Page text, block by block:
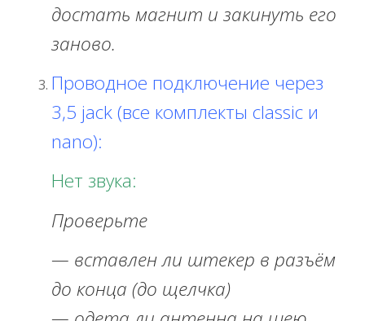
достать магнит и закинуть его
заново.
Проводное подключение через
3,5 jack (все комплекты classic и
nano):
Нет звука:
Проверьте
— вставлен ли штекер в разъём
до конца (до щелчка)